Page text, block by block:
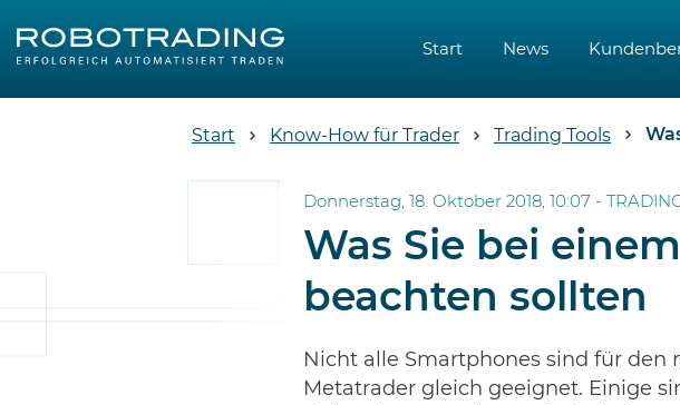
Start News
Start Know-How für Trader Trading Tools
Donnerstag, 18. Oktober 2018, 10:07 -
Was Sie bei
beachten sollten
Nicht alle Smartphones sind für
Metatrader gleich geeignet. Einige